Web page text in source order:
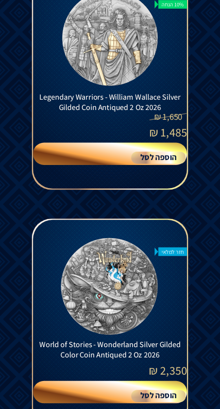
10% הנחה
Legendary Warriors - William Wallace Silver
Gilded Coin Antiqued 2 Oz 2026
1,650
₪
1,485
₪
הוספה לסל
חזר למלאי
World of Stories - Wonderland Silver Gilded
Color Coin Antiqued 2 Oz 2026
2,350
₪
הוספה לסל